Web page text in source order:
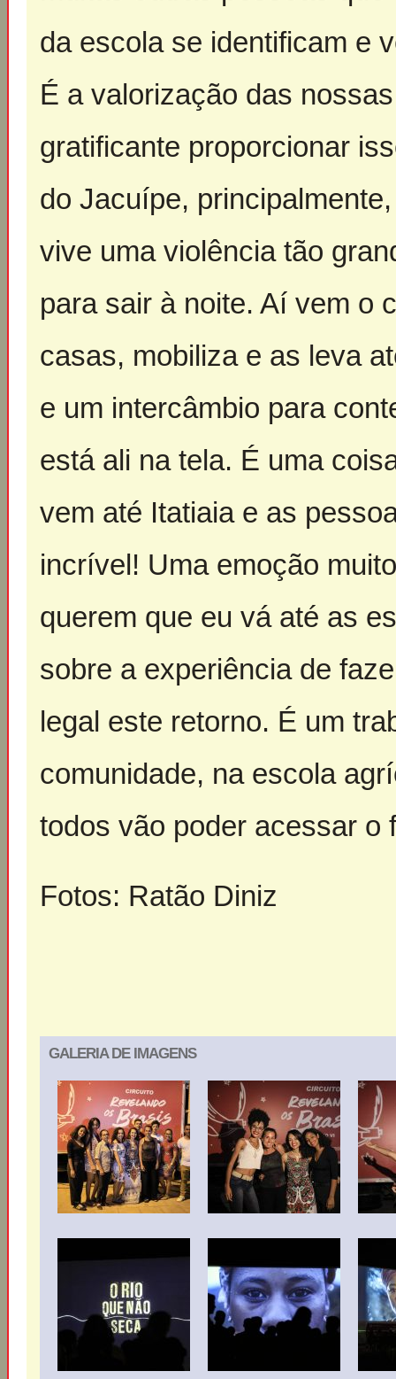
da escola se identificam e
É a valorização das
gratificante proporcionar
do Jacuípe,
vive uma violência tão
para sair à noite. Aí vem o
casas, mobiliza e as leva
e um intercâmbio para
está ali na tela. É uma
vem até Itatiaia e as
incrível! Uma emoção
querem que eu vá até as
sobre a experiência de
legal este retorno. É um
comunidade, na escola
todos vão poder acessar o
Fotos: Ratão Diniz
GALERIA DE IMAGENS